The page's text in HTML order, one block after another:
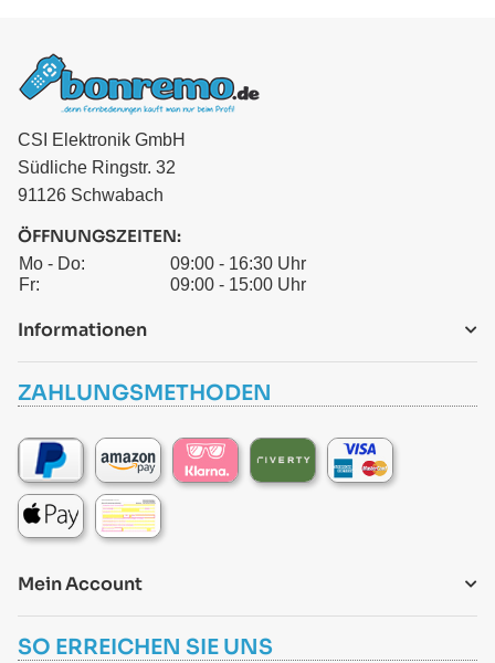
CSI Elektronik GmbH
Südliche Ringstr. 32
91126 Schwabach
ÖFFNUNGSZEITEN:
Mo - Do:
09:00 - 16:30 Uhr
Fr:
09:00 - 15:00 Uhr
Informationen
ZAHLUNGSMETHODEN
Mein Account
SO ERREICHEN SIE UNS